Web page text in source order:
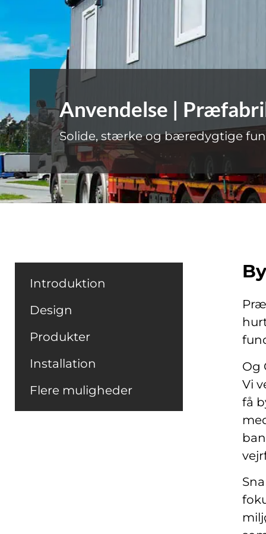
Anvendelse |
Solide, stærke og bæredygtige
Introduktion
Design
Produkter
Installation
Flere muligheder
Og
Vi
få